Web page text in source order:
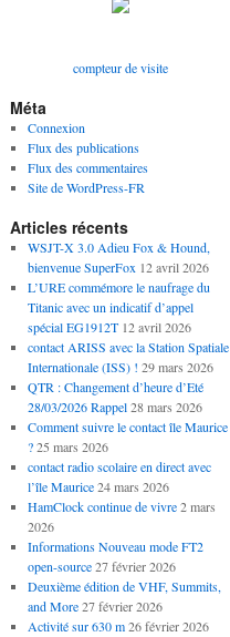
compteur de visite
Méta
Connexion
Flux des publications
Flux des commentaires
Site de WordPress-FR
Articles récents
WSJT-X 3.0 Adieu Fox & Hound,
bienvenue SuperFox 12 avril 2026
L’URE commémore le naufrage du
Titanic avec un indicatif d’appel
spécial EG1912T 12 avril 2026
contact ARISS avec la Station Spatiale
Internationale (ISS) ! 29 mars 2026
QTR : Changement d’heure d’Eté
28/03/2026 Rappel 28 mars 2026
Comment suivre le contact île Maurice
? 25 mars 2026
contact radio scolaire en direct avec
l’île Maurice 24 mars 2026
HamClock continue de vivre 2 mars
2026
Informations Nouveau mode FT2
open-source 27 février 2026
Deuxième édition de VHF, Summits,
and More 27 février 2026
Activité sur 630 m 26 février 2026